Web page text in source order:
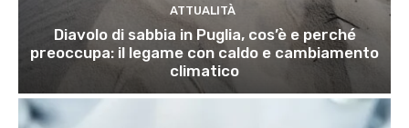
ATTUALITÀ
Diavolo di sabbia in Puglia, cos’è e perché
preoccupa: il legame con caldo e cambiamento
climatico